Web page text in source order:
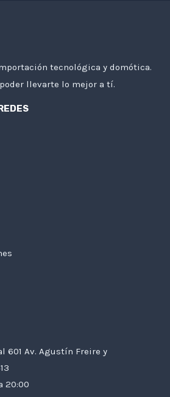
tecnológica y domótica.
llevarte lo mejor a tí.
601 Av. Agustín Freire y
20:00